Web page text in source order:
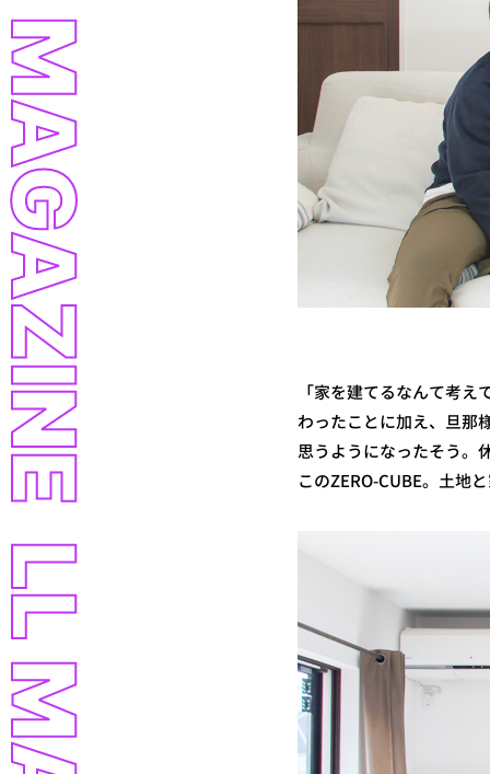
「家を建てるなんて考
わったことに加え、旦那
思うようになったそう。
このZERO-CUBE。土地